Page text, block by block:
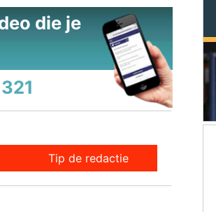
die je
Tip de redactie